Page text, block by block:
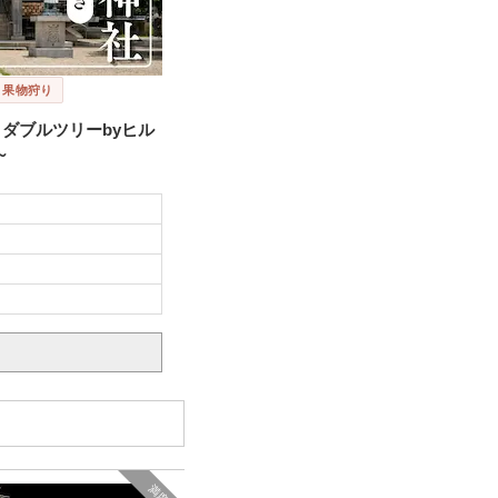
物狩り
ブルツリーbyヒル